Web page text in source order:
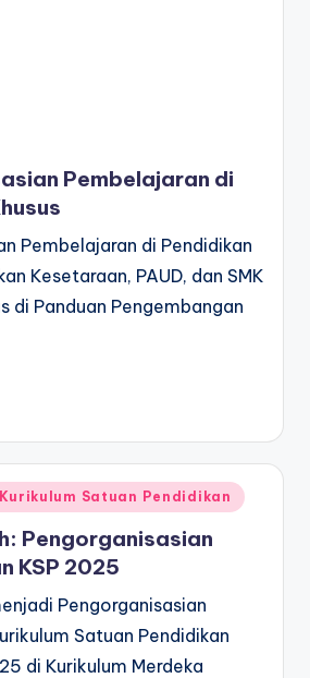
Pembelajaran di
Pembelajaran di Pendidikan
Kesetaraan, PAUD, dan SMK
di Panduan Pengembangan
Satuan Pendidikan
Pengorganisasian
KSP 2025
Pengorganisasian
Satuan Pendidikan
di Kurikulum Merdeka